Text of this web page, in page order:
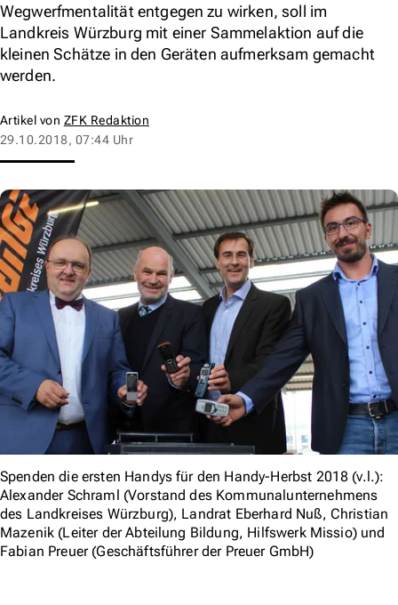
Wegwerfmentalität entgegen zu wirken, soll im
Landkreis Würzburg mit einer Sammelaktion auf die
kleinen Schätze in den Geräten aufmerksam gemacht
werden.
Artikel von ZFK Redaktion
29.10.2018, 07:44 Uhr
Spenden die ersten Handys für den Handy-Herbst 2018 (v.l.):
Alexander Schraml (Vorstand des Kommunalunternehmens
des Landkreises Würzburg), Landrat Eberhard Nuß, Christian
Mazenik (Leiter der Abteilung Bildung, Hilfswerk Missio) und
Fabian Preuer (Geschäftsführer der Preuer GmbH)